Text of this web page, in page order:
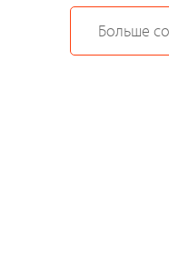
Больше